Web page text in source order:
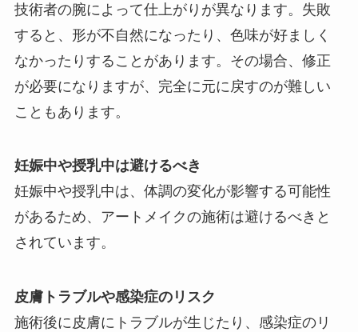
技術者の腕によって仕上がりが異なります。失敗
すると、形が不自然になったり、色味が好ましく
なかったりすることがあります。その場合、修正
が必要になりますが、完全に元に戻すのが難しい
こともあります。
妊娠中や授乳中は避けるべき
妊娠中や授乳中は、体調の変化が影響する可能性
があるため、アートメイクの施術は避けるべきと
されています。
皮膚トラブルや感染症のリスク
施術後に皮膚にトラブルが生じたり、感染症のリ